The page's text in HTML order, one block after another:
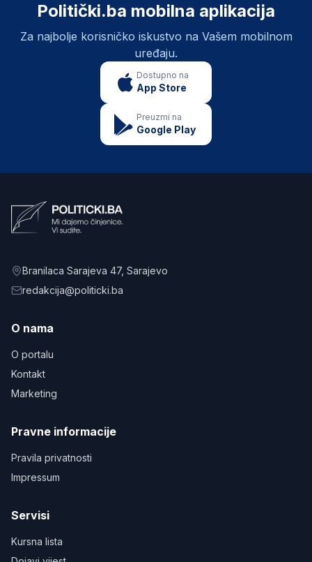
Politički.ba mobilna aplikacija
Za najbolje korisničko iskustvo na Vašem mobilnom
uređaju.
Dostupno na
App Store
Preuzmi na
Google Play
Branilaca Sarajeva 47, Sarajevo
redakcija@politicki.ba
O nama
O portalu
Kontakt
Marketing
Pravne informacije
Pravila privatnosti
Impressum
Servisi
Kursna lista